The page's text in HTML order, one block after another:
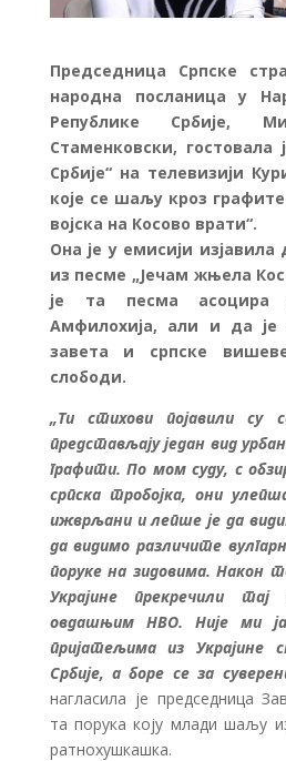
Председница Српске
народна посланица у
Републике Србије,
Стаменковски, гостовала
Србије“ на телевизији
које се шаљу кроз
војска на Косово врати“.
Она је у емисији
из песме „Јечам жњела
је та песма асоцира
Амфилохија, али и да је
завета и српске
слободи.
„Ти стихови појавили су
представљају један вид
графити. По мом суду, с
српска тробојка, они
ижврљани и лепше је да
да видимо различите
поруке на зидовима. Након
Украјине прекречили
овдашњим НВО. Није ми
пријатељима из Украјине
Србије, а боре се за
нагласила је председница
та порука коју млади шаљу
ратнохушкашка.